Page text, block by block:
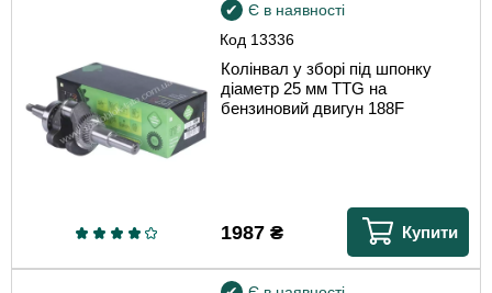
Код 13336
Є в наявності
Колінвал у зборі під шпонку
діаметр 25 мм TTG на
бензиновий двигун 188F
1987₴ Купити